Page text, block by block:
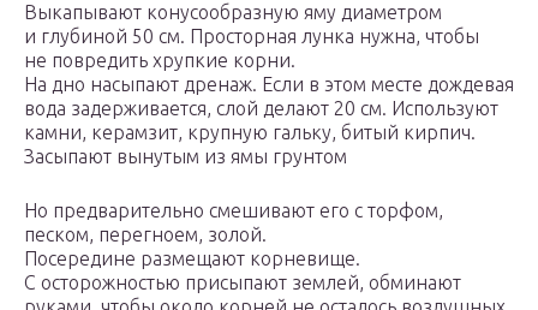
Выкапывают конусообразную яму диаметром
и глубиной 50 см. Просторная лунка нужна, чтобы
не повредить хрупкие корни.
На дно насыпают дренаж. Если в этом месте дождевая
вода задерживается, слой делают 20 см. Используют
камни, керамзит, крупную гальку, битый кирпич.
Засыпают вынутым из ямы грунтом
Но предварительно смешивают его с торфом,
песком, перегноем, золой.
Посередине размещают корневище.
С осторожностью присыпают землей, обминают